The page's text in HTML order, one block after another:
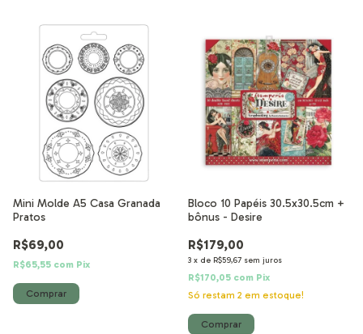
Mini Molde A5 Casa Granada
Pratos
R$69,00
R$65,55 com Pix
Bloco 10 Papéis 30.5x30.5cm +
bônus - Desire
R$179,00
3 x de R$59,67 sem juros
R$170,05 com Pix
Só restam 2 em estoque!